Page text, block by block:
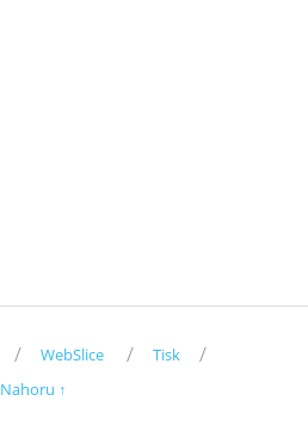
/ WebSlice / Tisk /
Nahoru ↑